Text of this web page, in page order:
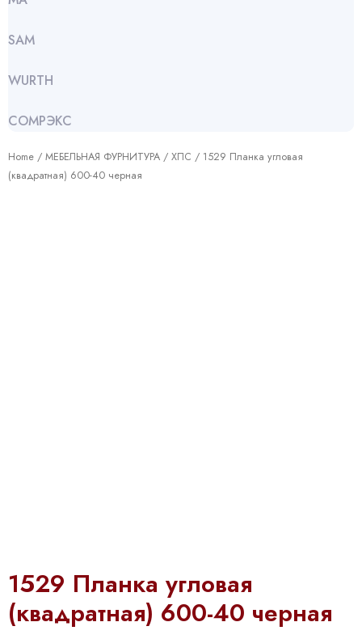
SАМ
WURTH
СОМРЭКС
Home / МЕБЕЛЬНАЯ ФУРНИТУРА / ХПС / 1529 Планка угловая
(квадратная) 600-40 черная
1529 Планка угловая
(квадратная) 600-40 черная